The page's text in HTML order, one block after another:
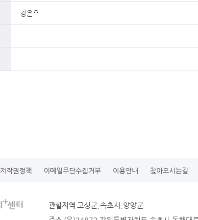
강은우
저작권정책 이메일무단수집거부 이용안내 찾아오시는길
관할지역 고성군,속초시,양양군